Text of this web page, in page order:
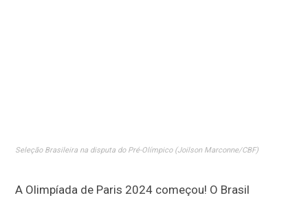
Seleção Brasileira na disputa do Pré-Olímpico (Joilson Marconne/CBF)
A Olimpíada de Paris 2024 começou! O Brasil